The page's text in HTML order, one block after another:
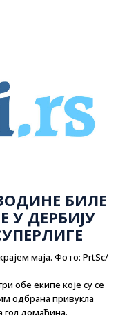
БИЛЕ
У ДЕРБИЈУ
маја. Фото: PrtSc/
обе екипе које су се
одбрана привукла
гол домаћина.